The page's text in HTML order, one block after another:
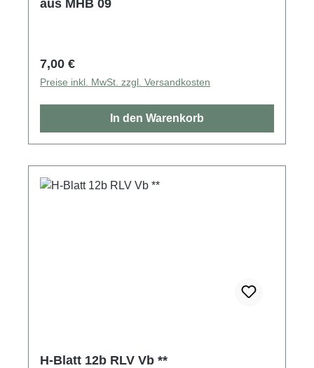
aus MHB 09
Regulärer Preis:
7,00 €
Preise inkl. MwSt. zzgl. Versandkosten
In den Warenkorb
H-Blatt 12b RLV Vb **